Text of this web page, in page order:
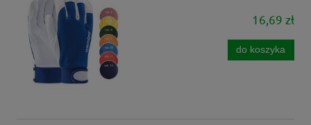
16,69 zł
do koszyka